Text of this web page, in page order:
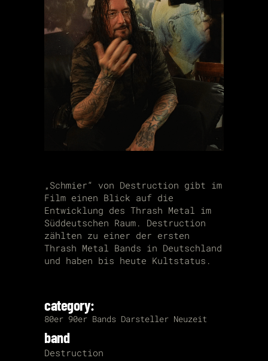
„Schmier“ von Destruction gibt im
Film einen Blick auf die
Entwicklung des Thrash Metal im
Süddeutschen Raum. Destruction
zählten zu einer der ersten
Thrash Metal Bands in Deutschland
und haben bis heute Kultstatus.
category:
80er 90er Bands Darsteller Neuzeit
band
Destruction